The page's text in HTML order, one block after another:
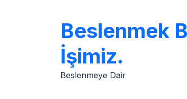
Beslenmek
İşimiz.
Beslenmeye Dair